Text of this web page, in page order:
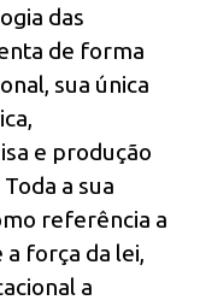
das
de forma
sua única
e produção
a sua
referência a
força da lei,
a